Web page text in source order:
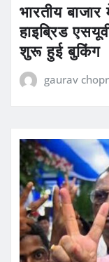
भारतीय
हाइब्रिड
शुरू हुई बुकिंग
gaurav